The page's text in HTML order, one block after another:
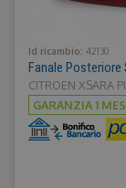
Id ricambio: 42130
Fanale Posteriore
CITROEN XSARA
GARANZIA 1